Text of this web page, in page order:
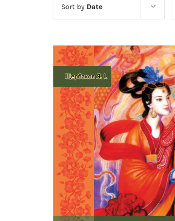
Sort by Date